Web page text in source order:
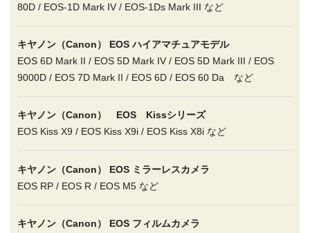
80D / EOS-1D Mark IV / EOS-1Ds Mark III など
キヤノン（Canon） EOS ハイアマチュアモデル
EOS 6D Mark II / EOS 5D Mark IV / EOS 5D Mark III / EOS
9000D / EOS 7D Mark II / EOS 6D / EOS 60 Da など
キヤノン（Canon） EOS Kissシリーズ
EOS Kiss X9 / EOS Kiss X9i / EOS Kiss X8i など
キヤノン（Canon） EOS ミラーレスカメラ
EOS RP / EOS R / EOS M5 など
キヤノン（Canon） EOS フィルムカメラ